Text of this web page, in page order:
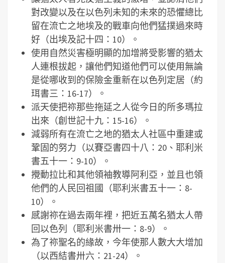
對改變以及在以色列未知的未來的恐懼總比
留在流亡之地埃及的戰車向他們猛撲過來時
好（出埃及記十四：10）。
使用自然災害極明顯的加增將受影響的猶太
人連根拔起，讓他們知道他們可以使用無論
是從哪收到的保險金重新在以色列定居（約
珥書三：16-17）。
派天使把祢那些拖延之人從今日的所多瑪拉
出來（創世記十九：15-16）。
減弱所有在流亡之地的猶太人社區中重建或
鞏固的努力（以賽亞書四十八：20、耶利米
書五十一：9-10）。
攪動拉比和其他領袖教導阿利亞，並且也領
他們的人民回祖國（耶利米書五十一：8-
10）。
感謝祢在過去兩年裡，把近五萬名猶太人帶
回以色列（耶利米書卅一：8-9）。
為了祢聖名的緣故，今年使那人數大大增加
（以西結書卅六：21-24）。